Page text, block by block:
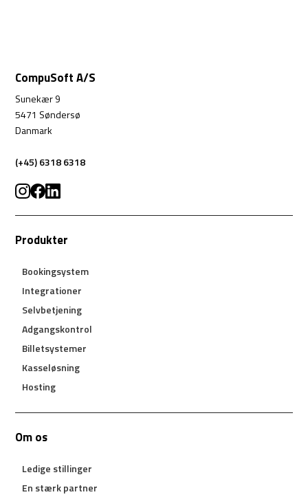
CompuSoft A/S
Sunekær 9
5471 Søndersø
Danmark
(+45) 6318 6318
Produkter
Bookingsystem
Integrationer
Selvbetjening
Adgangskontrol
Billetsystemer
Kasseløsning
Hosting
Om os
Ledige stillinger
En stærk partner